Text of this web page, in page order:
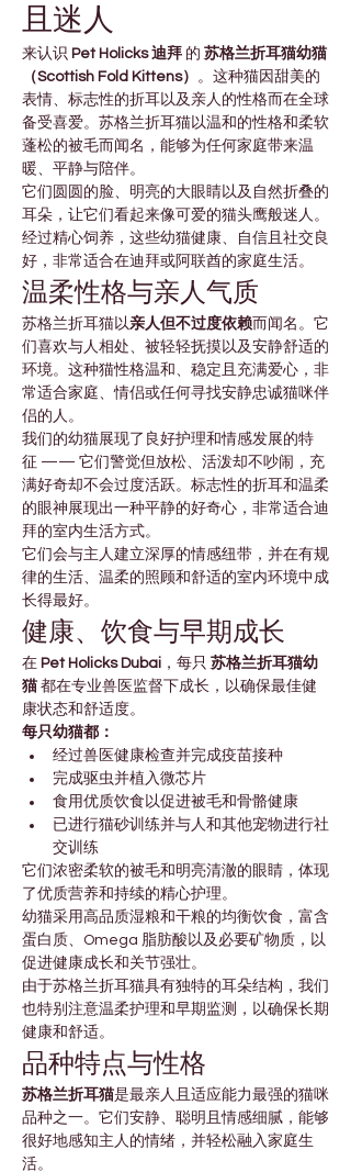
且迷人
来认识 Pet Holicks 迪拜 的 苏格兰折耳猫幼猫
（Scottish Fold Kittens） 。这种猫因甜美的
表情、标志性的折耳以及亲人的性格而在全球
备受喜爱。苏格兰折耳猫以温和的性格和柔软
蓬松的被毛而闻名，能够为任何家庭带来温
暖、平静与陪伴。
它们圆圆的脸、明亮的大眼睛以及自然折叠的
耳朵，让它们看起来像可爱的猫头鹰般迷人。
经过精心饲养，这些幼猫健康、自信且社交良
好，非常适合在迪拜或阿联酋的家庭生活。
温柔性格与亲人气质
苏格兰折耳猫以亲人但不过度依赖而闻名。它
们喜欢与人相处、被轻轻抚摸以及安静舒适的
环境。这种猫性格温和、稳定且充满爱心，非
常适合家庭、情侣或任何寻找安静忠诚猫咪伴
侣的人。
我们的幼猫展现了良好护理和情感发展的特
征 —— 它们警觉但放松、活泼却不吵闹，充
满好奇却不会过度活跃。标志性的折耳和温柔
的眼神展现出一种平静的好奇心，非常适合迪
拜的室内生活方式。
它们会与主人建立深厚的情感纽带，并在有规
律的生活、温柔的照顾和舒适的室内环境中成
长得最好。
健康、饮食与早期成长
在 Pet Holicks Dubai ，每只 苏格兰折耳猫幼
猫 都在专业兽医监督下成长，以确保最佳健
康状态和舒适度。
每只幼猫都：
经过兽医健康检查并完成疫苗接种
完成驱虫并植入微芯片
食用优质饮食以促进被毛和骨骼健康
已进行猫砂训练并与人和其他宠物进行社
交训练
它们浓密柔软的被毛和明亮清澈的眼睛，体现
了优质营养和持续的精心护理。
幼猫采用高品质湿粮和干粮的均衡饮食，富含
蛋白质、Omega 脂肪酸以及必要矿物质，以
促进健康成长和关节强壮。
由于苏格兰折耳猫具有独特的耳朵结构，我们
也特别注意温柔护理和早期监测，以确保长期
健康和舒适。
品种特点与性格
苏格兰折耳猫是最亲人且适应能力最强的猫咪
品种之一。它们安静、聪明且情感细腻，能够
很好地感知主人的情绪，并轻松融入家庭生
活。